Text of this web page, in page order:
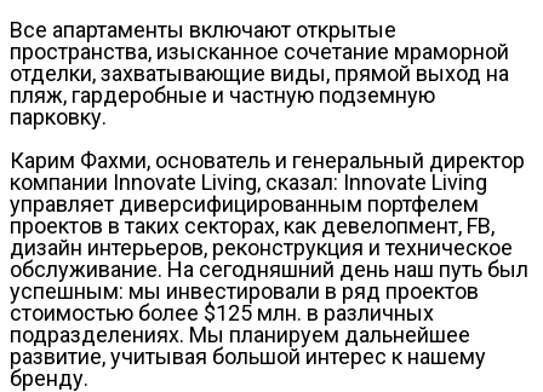
Все апартаменты включают открытые
пространства, изысканное сочетание мраморной
отделки, захватывающие виды, прямой выход на
пляж, гардеробные и частную подземную
парковку.
Карим Фахми, основатель и генеральный директор
компании Innovate Living, сказал: Innovate Living
управляет диверсифицированным портфелем
проектов в таких секторах, как девелопмент, FB,
дизайн интерьеров, реконструкция и техническое
обслуживание. На сегодняшний день наш путь был
успешным: мы инвестировали в ряд проектов
стоимостью более $125 млн. в различных
подразделениях. Мы планируем дальнейшее
развитие, учитывая большой интерес к нашему
бренду.